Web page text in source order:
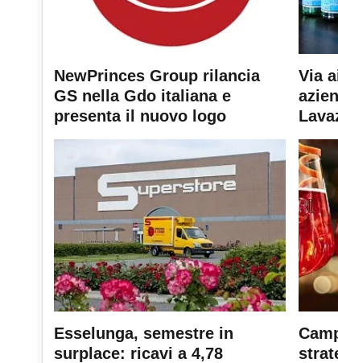
NewPrinces Group rilancia
GS nella Gdo italiana e
presenta il nuovo logo
Via
Esselunga, semestre in
surplace: ricavi a 4,78